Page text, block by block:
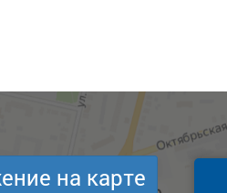
на карте